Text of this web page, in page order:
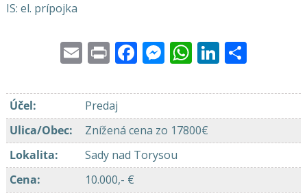
IS: el. prípojka
EmailPrintFacebook
Messenger
WhatsApp
LinkedIn
Účel:
Predaj
Ulica/Obec:
Znížená cena zo 17800€
Lokalita:
Sady nad Torysou
Cena:
10.000,- €